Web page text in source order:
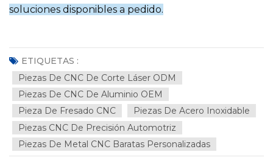
soluciones disponibles a pedido.
ETIQUETAS :
Piezas De CNC De Corte Láser ODM
Piezas De CNC De Aluminio OEM
Pieza De Fresado CNC
Piezas De Acero Inoxidable
Piezas CNC De Precisión Automotriz
Piezas De Metal CNC Baratas Personalizadas